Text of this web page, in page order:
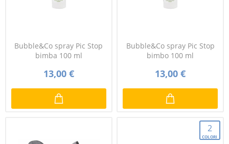
Bubble&Co spray Pic Stop
bimba 100 ml
13,00 €
Bubble&Co spray Pic Stop
bimbo 100 ml
13,00 €
2
COLORI